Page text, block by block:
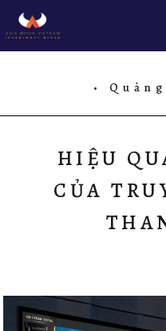
•
HIỆU
CỦA